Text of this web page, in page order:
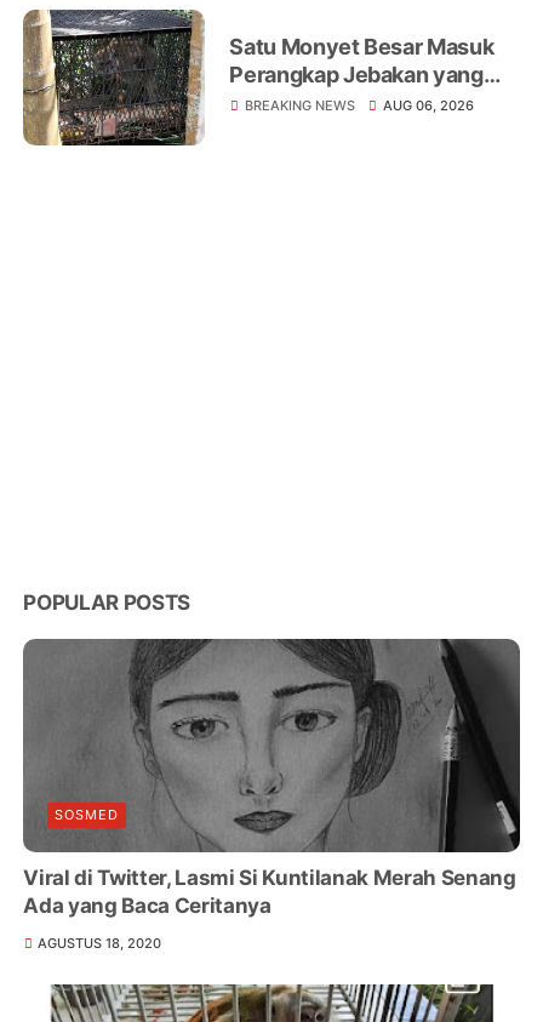
Satu Monyet Besar Masuk
Perangkap Jebakan yang
Dipasang di Belakang
BREAKING NEWS AUG 06, 2026
POPULAR POSTS
SOSMED
Viral di Twitter, Lasmi Si Kuntilanak Merah Senang
Ada yang Baca Ceritanya
AGUSTUS 18, 2020